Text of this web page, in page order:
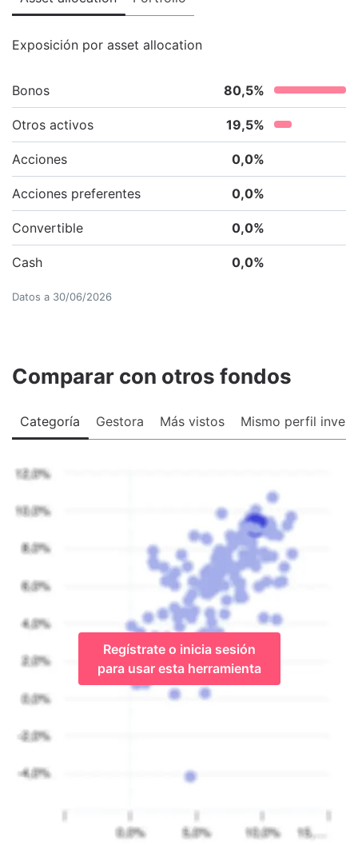
Exposición por asset allocation
Bonos 80,5%
Otros activos 19,5%
Acciones 0,0%
Acciones preferentes 0,0%
Convertible 0,0%
Cash 0,0%
Datos a 30/06/2026
Comparar con otros fondos
Categoría Gestora Más vistos Mismo perfil
Regístrate o inicia sesión
para usar esta herramienta